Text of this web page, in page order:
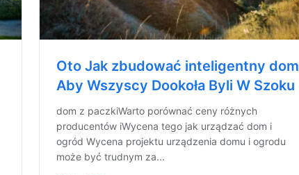
Oto Jak zbudować inteligentny dom
Aby Wszyscy Dookoła Byli W Szoku
dom z paczkiWarto porównać ceny różnych
producentów iWycena tego jak urządzać dom i
ogród Wycena projektu urządzenia domu i ogrodu
może być trudnym za...